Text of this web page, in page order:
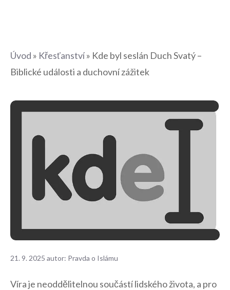
Úvod » Křesťanství» Kde byl seslán Duch Svatý –
Biblické události a duchovní zážitek
21. 9. 2025 autor: Pravda o Islámu
Víra je neoddělitelnou součástí lidského života,⁣ a pro